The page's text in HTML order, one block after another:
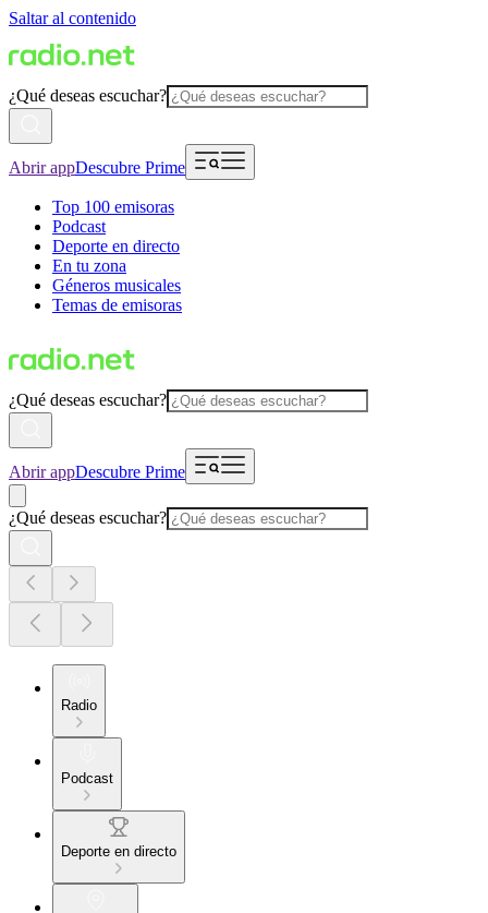
Saltar al contenido
¿Qué deseas escuchar?
Abrir appDescubre Prime
Top 100 emisoras
Podcast
Deporte en directo
En tu zona
Géneros musicales
Temas de emisoras
¿Qué deseas escuchar?
Abrir appDescubre Prime
¿Qué deseas escuchar?
Radio
Podcast
Deporte en directo